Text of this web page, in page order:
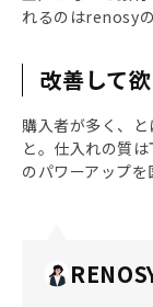
れるのはrenosy
改善して
購入者が多く、
と。仕入れの質
のパワーアップを